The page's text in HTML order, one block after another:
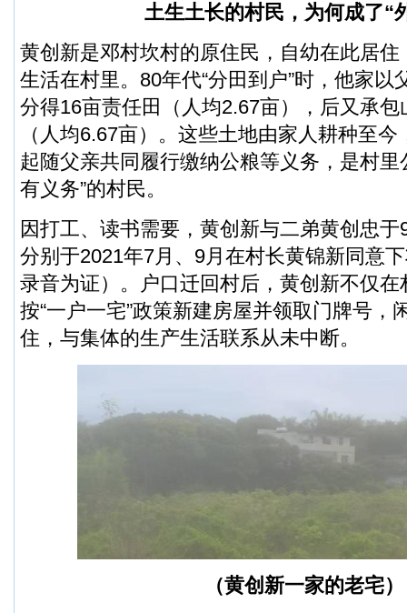
土生土长的村民，为何成了“
黄创新是邓村坎村的原住民，自幼在此居
生活在村里。80年代“分田到户”时，他家以
分得16亩责任田（人均2.67亩），后又承
（人均6.67亩）。这些土地由家人耕种至
起随父亲共同履行缴纳公粮等义务，是村里
有义务”的村民。
因打工、读书需要，黄创新与二弟黄创忠
分别于2021年7月、9月在村长黄锦新同意
录音为证）。户口迁回村后，黄创新不仅
按“一户一宅”政策新建房屋并领取门牌号，
住，与集体的生产生活联系从未中断。
（黄创新一家的老宅）